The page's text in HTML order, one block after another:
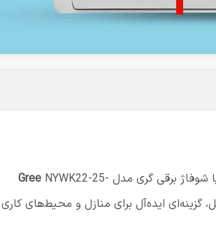
شوفاژ برقی گری مدل Gree NYWK22-25-
گزینه‌ای ایده‌آل برای منازل و محیط‌های کاری